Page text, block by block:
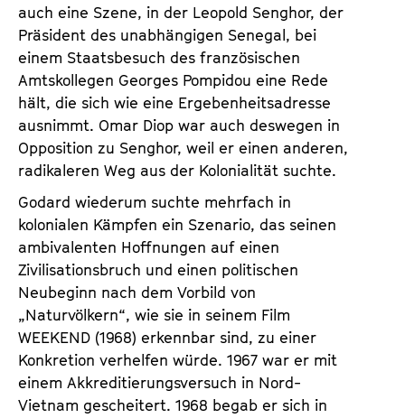
auch eine Szene, in der Leopold Senghor, der
Präsident des unabhängigen Senegal, bei
einem Staatsbesuch des französischen
Amtskollegen Georges Pompidou eine Rede
hält, die sich wie eine Ergebenheitsadresse
ausnimmt. Omar Diop war auch deswegen in
Opposition zu Senghor, weil er einen anderen,
radikaleren Weg aus der Kolonialität suchte.
Godard wiederum suchte mehrfach in
kolonialen Kämpfen ein Szenario, das seinen
ambivalenten Hoffnungen auf einen
Zivilisationsbruch und einen politischen
Neubeginn nach dem Vorbild von
„Naturvölkern“, wie sie in seinem Film
WEEKEND (1968) erkennbar sind, zu einer
Konkretion verhelfen würde. 1967 war er mit
einem Akkreditierungsversuch in Nord-
Vietnam gescheitert. 1968 begab er sich in